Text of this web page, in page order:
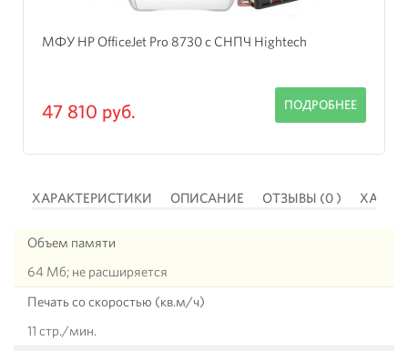
МФУ HP OfficeJet Pro 8730 с СНПЧ Hightech
47 810 руб. ПОДРОБНЕЕ
ХАРАКТЕРИСТИКИ ОПИСАНИЕ ОТЗЫВЫ (0 )
Объем памяти
64 Мб; не расширяется
Печать со скоростью (кв.м/ч)
11 стр./мин.